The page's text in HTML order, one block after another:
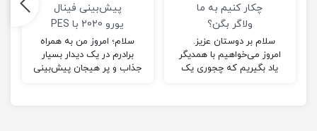
چکار کنیم به ما
ولاگر بگن؟
سلام بر دوستان عزیز.
امروز می‌‌خواهیم با همدیگر
یاد بگیریم که چجوری یک
پیش‌بینی فینال
یورو 2020 با PES
سلام؛ امروز من به همراه
برادرم در یک دیدار بسیار
جذاب و پر هیجان پیش‌بینی